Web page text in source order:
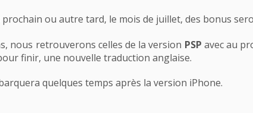
ou autre tard, le mois de juillet, des bonus
nous retrouverons celles de la version PSP avec au
finir, une nouvelle traduction anglaise.
quelques temps après la version iPhone.